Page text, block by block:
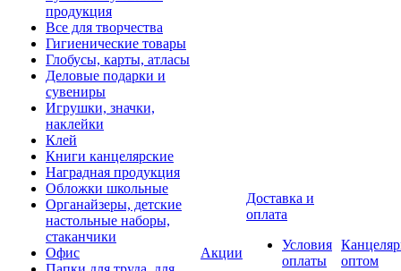
продукция
Все для творчества
Гигиенические товары
Глобусы, карты, атласы
Деловые подарки и
сувениры
Игрушки, значки,
наклейки
Клей
Книги канцелярские
Наградная продукция
Обложки школьные
Органайзеры, детские
настольные наборы,
стаканчики
Офис
Акции
Доставка и
оплата
Условия
оплаты
оптом